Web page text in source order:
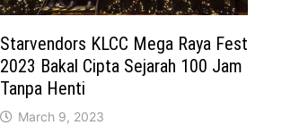
Starvendors KLCC Mega Raya Fest
2023 Bakal Cipta Sejarah 100 Jam
Tanpa Henti
March 9, 2023